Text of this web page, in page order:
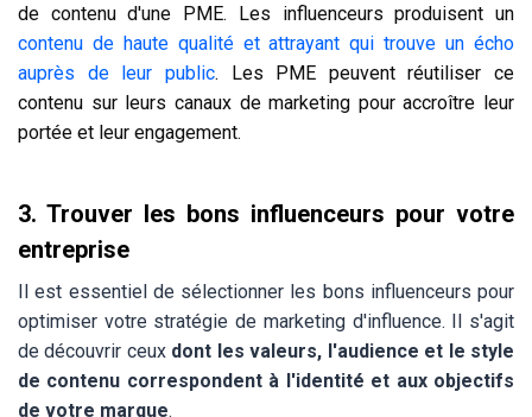
de contenu d'une PME. Les influenceurs produisent un
contenu de haute qualité et attrayant qui trouve un écho
auprès de leur public. Les PME peuvent réutiliser ce
contenu sur leurs canaux de marketing pour accroître leur
portée et leur engagement.
3. Trouver les bons influenceurs pour votre
entreprise
Il est essentiel de sélectionner les bons influenceurs pour
optimiser votre stratégie de marketing d'influence. Il s'agit
de découvrir ceux dont les valeurs, l'audience et le style
de contenu correspondent à l'identité et aux objectifs
de votre marque.